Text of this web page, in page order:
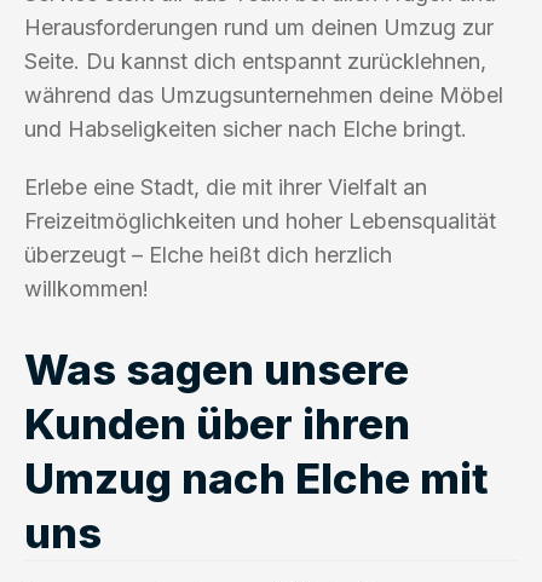
Herausforderungen rund um deinen Umzug zur
Seite. Du kannst dich entspannt zurücklehnen,
während das Umzugsunternehmen deine Möbel
und Habseligkeiten sicher nach Elche bringt.
Erlebe eine Stadt, die mit ihrer Vielfalt an
Freizeitmöglichkeiten und hoher Lebensqualität
überzeugt – Elche heißt dich herzlich
willkommen!
Was sagen unsere
Kunden über ihren
Umzug nach Elche mit
uns